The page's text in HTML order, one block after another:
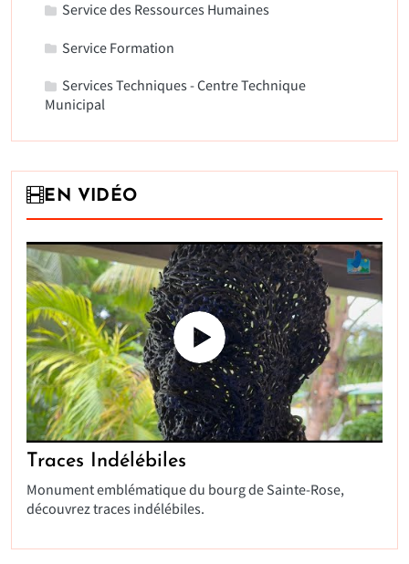
Service des Ressources Humaines
Service Formation
Services Techniques - Centre Technique
Municipal
EN VIDÉO
Traces Indélébiles
Monument emblématique du bourg de Sainte-Rose,
découvrez traces indélébiles.